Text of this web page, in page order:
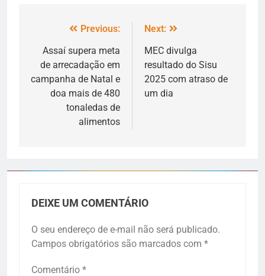
Previous:
Assaí supera meta
de arrecadação em
campanha de Natal e
doa mais de 480
tonaledas de
alimentos
Next:
MEC divulga
resultado do Sisu
2025 com atraso de
um dia
DEIXE UM COMENTÁRIO
O seu endereço de e-mail não será publicado.
Campos obrigatórios são marcados com *
Comentário *